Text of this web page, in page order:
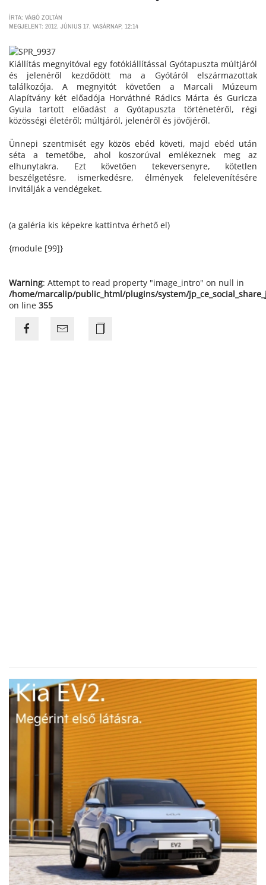
ÍRTA: VÁGÓ ZOLTÁN
MEGJELENT: 2012. JÚNIUS 17. VASÁRNAP, 12:14
Kiállítás megnyitóval egy fotókiállítással Gyótapuszta múltjáról
és jelenéről kezdődött ma a Gyótáról elszármazottak
találkozója. A megnyitót követően a Marcali Múzeum
Alapítvány két előadója Horváthné Rádics Márta és Guricza
Gyula tartott előadást a Gyótapuszta történetéről, régi
közösségi életéről; múltjáról, jelenéről és jövőjéről.
Ünnepi szentmisét egy közös ebéd követi, majd ebéd után
séta a temetőbe, ahol koszorúval emlékeznek meg az
elhunytakra. Ezt követően tekeversenyre, kötetlen
beszélgetésre, ismerkedésre, élmények felelevenítésére
invitálják a vendégeket.
(a galéria kis képekre kattintva érhető el)
{module [99]}
Warning: Attempt to read property "image_intro" on null in
/home/marcalip/public_html/plugins/system/
on line 355